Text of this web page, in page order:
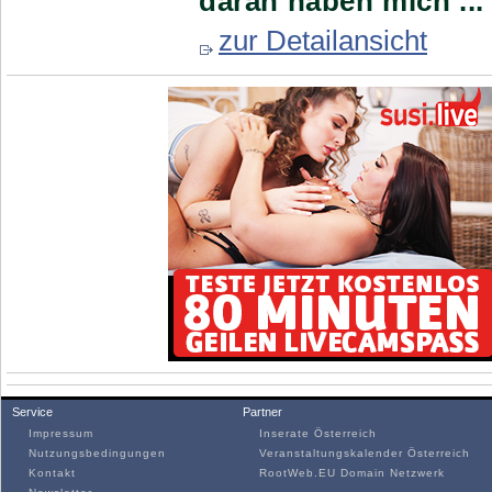
zur Detailansicht
Service
Impressum
Nutzungsbedingungen
Kontakt
Partner
Inserate Österreich
Veranstaltungskalender Österreich
RootWeb.EU Domain Netzwerk